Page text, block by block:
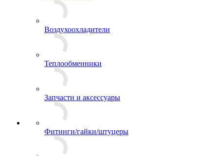
Воздухоохладители
Теплообменники
Запчасти и аксессуары
Фитинги/гайки/штуцеры